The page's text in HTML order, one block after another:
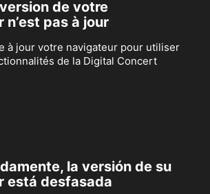
de votre
pas à jour
à jour votre navigateur pour utiliser
de la Digital Concert
la versión de su
está desfasada